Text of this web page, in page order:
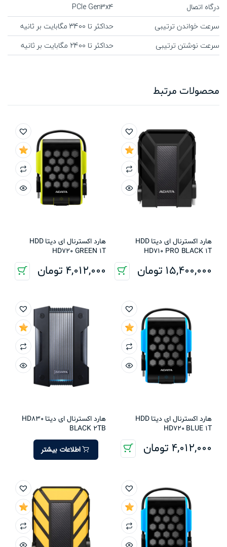
درگاه اتصال
PCIe Gen3x4
سرعت خواندن ترتیبی
حداکثر تا 3400 مگابایت بر ثانیه
سرعت نوشتن ترتیبی
حداکثر تا 2400 مگابایت بر ثانیه
محصولات مرتبط
هارد اکسترنال ای دیتا HDD
HD710 PRO BLACK 1T
15,400,000 تومان
هارد اکسترنال ای دیتا HDD
HD720 GREEN 1T
4,012,000 تومان
هارد اکسترنال ای دیتا HDD
HD720 BLUE 1T
4,012,000 تومان
هارد اکسترنال ای دیتا HD830
BLACK 2TB
اطلاعات بیشتر